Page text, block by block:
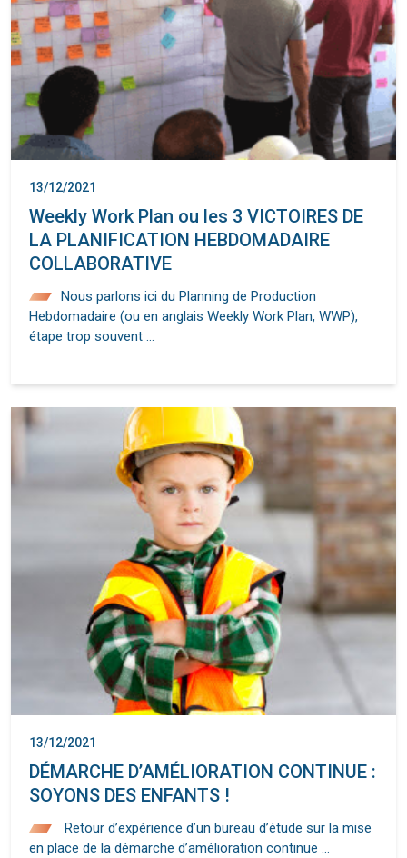
13/12/2021
Weekly Work Plan ou les 3 VICTOIRES DE
LA PLANIFICATION HEBDOMADAIRE
COLLABORATIVE
Nous parlons ici du Planning de Production
Hebdomadaire (ou en anglais Weekly Work Plan, WWP),
étape trop souvent …
13/12/2021
DÉMARCHE D’AMÉLIORATION CONTINUE :
SOYONS DES ENFANTS !
Retour d’expérience d’un bureau d’étude sur la mise
en place de la démarche d’amélioration continue …